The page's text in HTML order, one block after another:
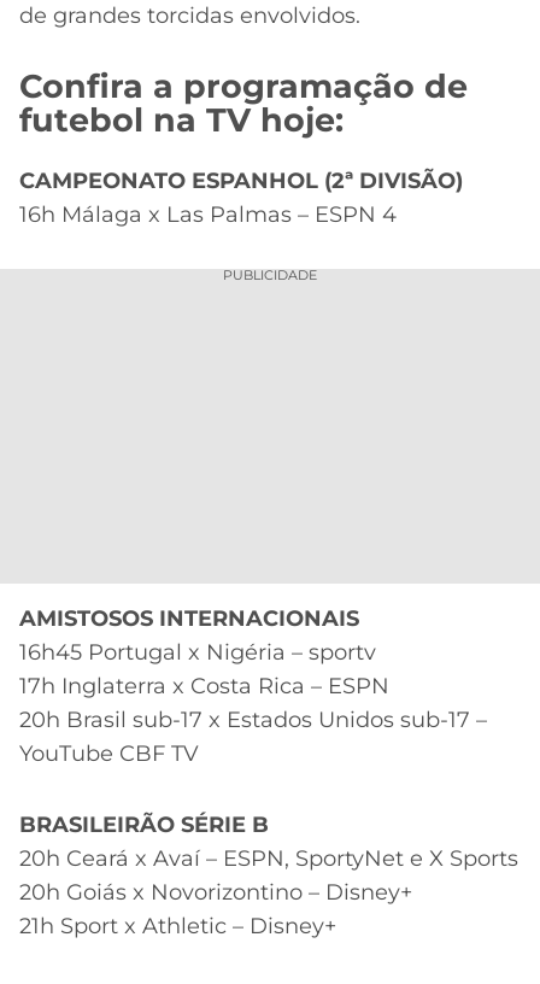
de grandes torcidas envolvidos.
Confira a programação de
futebol na TV hoje:
CAMPEONATO ESPANHOL (2ª DIVISÃO)
16h Málaga x Las Palmas – ESPN 4
PUBLICIDADE
AMISTOSOS INTERNACIONAIS
16h45 Portugal x Nigéria – sportv
17h Inglaterra x Costa Rica – ESPN
20h Brasil sub-17 x Estados Unidos sub-17 –
YouTube CBF TV
BRASILEIRÃO SÉRIE B
20h Ceará x Avaí – ESPN, SportyNet e X Sports
20h Goiás x Novorizontino – Disney+
21h Sport x Athletic – Disney+